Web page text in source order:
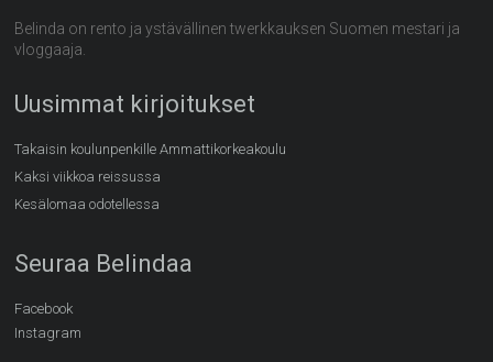
Belinda on rento ja ystävällinen twerkkauksen Suomen mestari ja
vloggaaja.
Uusimmat kirjoitukset
Takaisin koulunpenkille Ammattikorkeakoulu
Kaksi viikkoa reissussa
Kesälomaa odotellessa
Seuraa Belindaa
Facebook
Instagram